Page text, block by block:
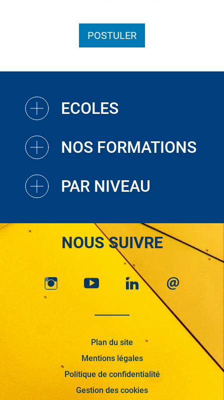
POSTULER
ECOLES
NOS FORMATIONS
PAR NIVEAU
NOUS SUIVRE
Plan du site
Mentions légales
Politique de confidentialité
Gestion des cookies